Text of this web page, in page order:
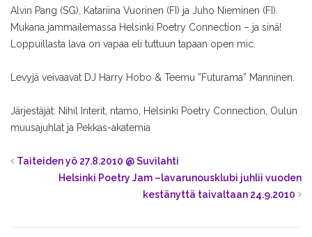
Alvin Pang (SG), Katariina Vuorinen (FI) ja Juho Nieminen (FI).
Mukana jammailemassa Helsinki Poetry Connection – ja sinä!
Loppuillasta lava on vapaa eli tuttuun tapaan open mic.
Levyjä veivaavat DJ Harry Hobo & Teemu ”Futurama” Manninen.
Järjestäjät: Nihil Interit, ntamo, Helsinki Poetry Connection, Oulun
muusajuhlat ja Pekkas-akatemia
Taiteiden yö 27.8.2010 @ Suvilahti
Helsinki Poetry Jam –lavarunousklubi juhlii vuoden
kestänyttä taivaltaan 24.9.2010